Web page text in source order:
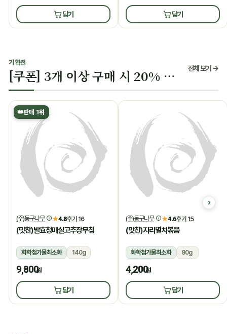
담기 담기
기획전
[쿠폰] 3개 이상 구매 시 20% 할인 전체 보기 →
👑판매 1위
(주)둥구나무 ★4.8후기 16
(맛찬)발효청매실고추장무침
화학첨가물최소화
140g
냉장
9,800원
담기
(주)둥구나무 ★4.6후기 15
(맛찬)지리멸치볶음
화학첨가물최소화
80g
냉장
4,200원
담기